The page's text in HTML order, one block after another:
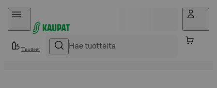
Hyppää sisältöön
Tuotteet